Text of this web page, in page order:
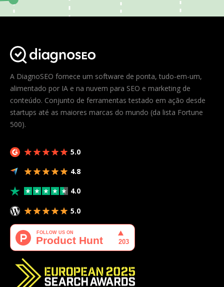
A DiagnoSEO fornece um software de ponta, tudo-em-um,
alimentado por IA e na nuvem para SEO e marketing de
conteúdo. Conjunto de ferramentas testado em ação desde
startups até as maiores marcas do mundo (da lista Fortune
500).
5.0
4.8
4.0
5.0